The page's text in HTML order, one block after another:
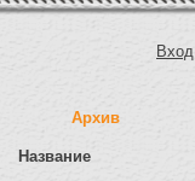
Вход
Архив
Название